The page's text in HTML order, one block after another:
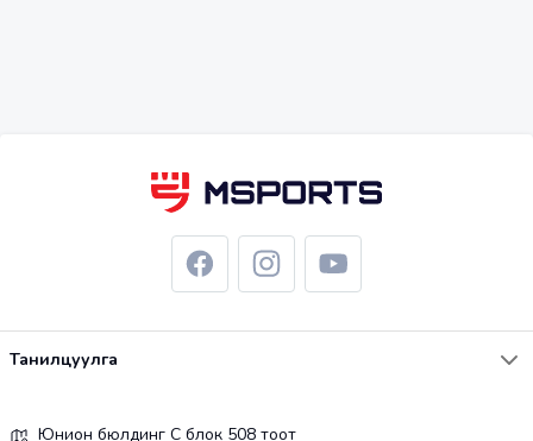
Танилцуулга
Юнион бюлдинг С блок 508 тоот